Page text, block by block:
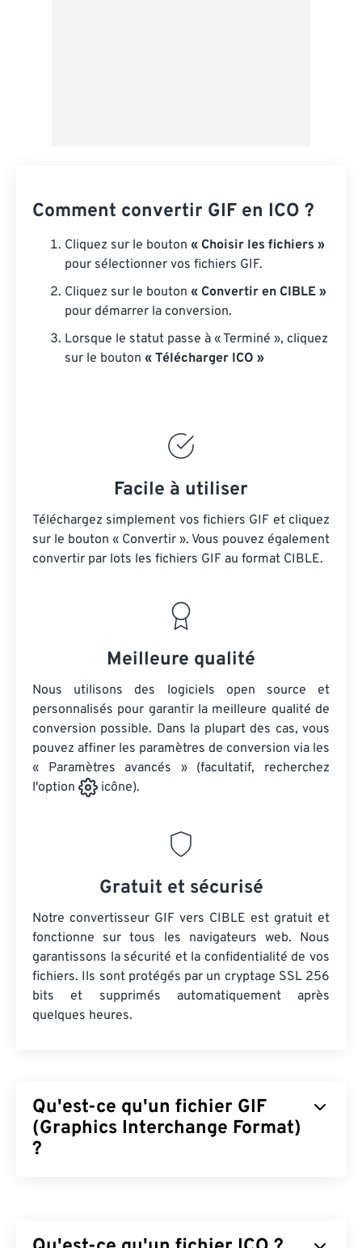
Comment convertir GIF en ICO ?
Cliquez sur le bouton « Choisir les fichiers »
pour sélectionner vos fichiers GIF.
Cliquez sur le bouton « Convertir en CIBLE »
pour démarrer la conversion.
Lorsque le statut passe à « Terminé », cliquez
sur le bouton « Télécharger ICO »
Facile à utiliser
Téléchargez simplement vos fichiers GIF et cliquez
sur le bouton « Convertir ». Vous pouvez également
convertir par lots les fichiers GIF au format CIBLE.
Meilleure qualité
Nous utilisons des logiciels open source et
personnalisés pour garantir la meilleure qualité de
conversion possible. Dans la plupart des cas, vous
pouvez affiner les paramètres de conversion via les
« Paramètres avancés » (facultatif, recherchez
l'option
icône).
Gratuit et sécurisé
Notre convertisseur GIF vers CIBLE est gratuit et
fonctionne sur tous les navigateurs web. Nous
garantissons la sécurité et la confidentialité de vos
fichiers. Ils sont protégés par un cryptage SSL 256
bits et supprimés automatiquement après
quelques heures.
Qu'est-ce qu'un fichier GIF
(Graphics Interchange Format)
?